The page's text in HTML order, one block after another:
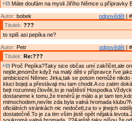
Máte doufám na mysli Jiřího Němce u přípravky
odpovědět |
Autor: bobek
Titulek: ???
to spiš asi pepíka ne?
odpovědět |
Autor: Petr
Titulek: Re:???
Proč Pepíka?Taky sice občas umí zakřičet,ale
nejde,jenomže když na malý děti v přípravce řve
ambiciozní Němec Jirka,tak se potom nemůže nikdo
kluci bojeji a přestávaji mu tam chodit.A co zatim
bejt rozumnej člověk,to je naštěstí
dostaneme k tomu,že trenérů je málo a je tam
mimochodem,nevíte zda byla valná hromada
oficiálních stránkách nic nedočetl,za to v jinejch
dostatečně.To je za tim všim jistě opět nějaká